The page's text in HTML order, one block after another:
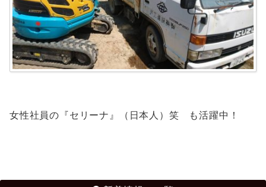
女性社員の『セリーナ』（日本人）笑 も活躍中！